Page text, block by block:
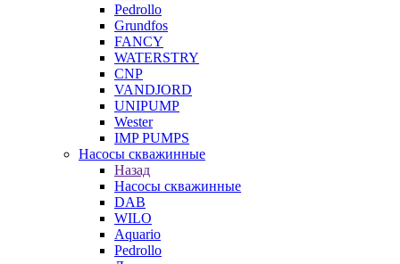
Pedrollo
Grundfos
FANCY
WATERSTRY
CNP
VANDJORD
UNIPUMP
Wester
IMP PUMPS
Насосы скважинные
Назад
Насосы скважинные
DAB
WILO
Aquario
Pedrollo